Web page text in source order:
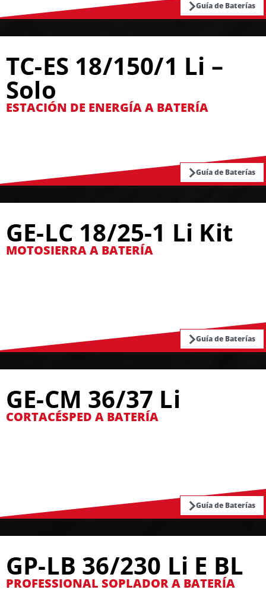
Guía de Baterías
TC-ES 18/150/1 Li –
Solo
ESTACIÓN DE ENERGÍA A BATERÍA
Guía de Baterías
GE-LC 18/25-1 Li Kit
MOTOSIERRA A BATERÍA
Guía de Baterías
GE-CM 36/37 Li
CORTACÉSPED A BATERÍA
Guía de Baterías
GP-LB 36/230 Li E BL
PROFESSIONAL SOPLADOR A BATERÍA